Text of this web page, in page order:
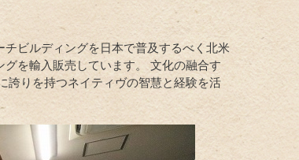
ビルディングを日本で普及するべく北米
を輸入販売しています。 文化の融合す
誇りを持つネイティヴの智慧と経験を活